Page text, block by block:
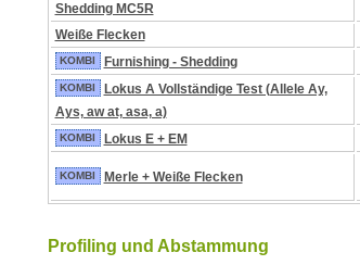
Shedding MC5R
Weiße Flecken
KOMBI Furnishing - Shedding
KOMBI
Lokus A Vollständige Test (Allele Ay,
Ays, aw at, asa, a)
KOMBI Lokus E + EM
KOMBI Merle + Weiße Flecken
Profiling und Abstammung